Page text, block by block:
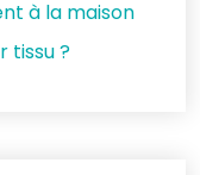
à la maison
tissu ?